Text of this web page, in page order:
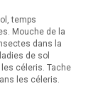
temps
Mouche de la
dans la
de sol
céleris. Tache
les céleris.